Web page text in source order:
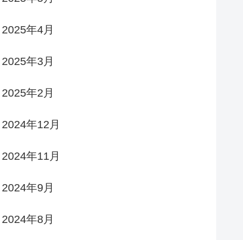
2025年4月
2025年3月
2025年2月
2024年12月
2024年11月
2024年9月
2024年8月